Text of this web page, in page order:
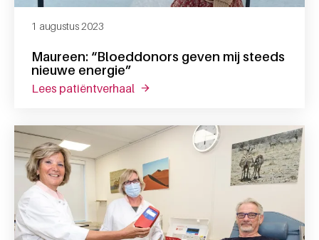
Maureen: “Bloeddonors geven mij steeds
nieuwe energie”
1 augustus 2023
lees patiëntverhaal over maureen: “bloeddonors